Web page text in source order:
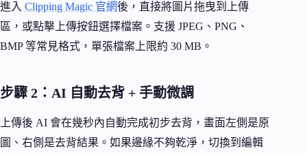
進入 Clipping Magic 官網後，直接將圖片拖曳到上傳
區，或點擊上傳按鈕選擇檔案。支援 JPEG、PNG、
BMP 等常見格式，單張檔案上限約 30 MB。
步驟 2：AI 自動去背 + 手動微調
上傳後 AI 會在幾秒內自動完成初步去背，畫面左側是原
圖、右側是去背結果。如果邊緣不夠乾淨，切換到編輯